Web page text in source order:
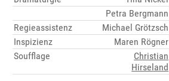
Petra Bergmann
Regieassistenz
Michael Grötzsch
Inspizienz
Maren Rögner
Soufflage
Christian
Hirseland